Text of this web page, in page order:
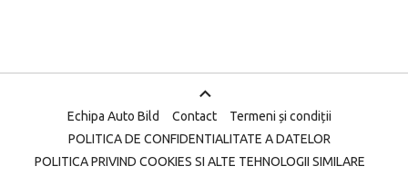
Echipa Auto Bild Contact
Termeni și condiții
POLITICA DE CONFIDENTIALITATE A DATELOR
POLITICA PRIVIND COOKIES SI ALTE TEHNOLOGII SIMILARE